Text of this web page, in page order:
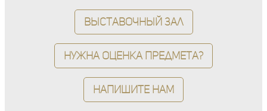
Выставочный зал
Нужна оценка предмета?
Напишите нам